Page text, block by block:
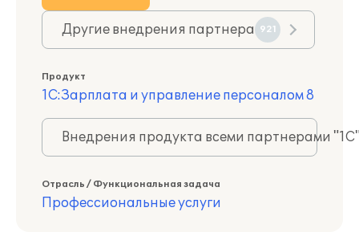
Другие внедрения партнера 921
Продукт
1С:Зарплата и управление персоналом 8
Внедрения продукта всеми партнерами
Отрасль / Функциональная задача
Профессиональные услуги